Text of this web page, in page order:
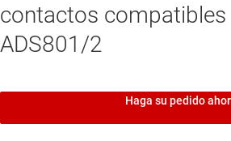
contactos compatibles
ADS801/2
Haga su pedido